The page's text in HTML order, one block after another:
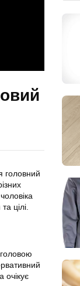
головний
цілі.
очікує